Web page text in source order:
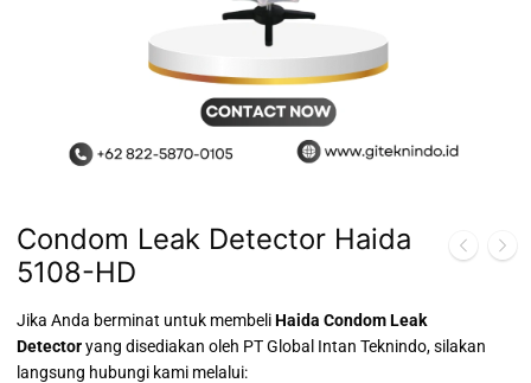
Condom Leak Detector Haida
5108-HD
Jika Anda berminat untuk membeliHaida Condom Leak
Detectoryang disediakan oleh PT Global Intan Teknindo, silakan
langsung hubungi kami melalui: